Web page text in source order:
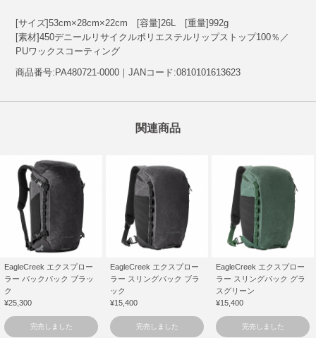
[サイズ]53cm×28cm×22cm [容量]26L [重量]992g
[素材]450デニールリサイクルポリエステルリップストップ100％／
PUワックスコーティング
商品番号:PA480721-0000｜JANコード:0810101613623
関連商品
EagleCreek エクスプロー
ラー バックパック ブラッ
ク
¥25,300
完売しました
EagleCreek エクスプロー
ラー スリングパック ブラ
ック
¥15,400
完売しました
EagleCreek エクスプロー
ラー スリングパック グラ
スグリーン
¥15,400
完売しました